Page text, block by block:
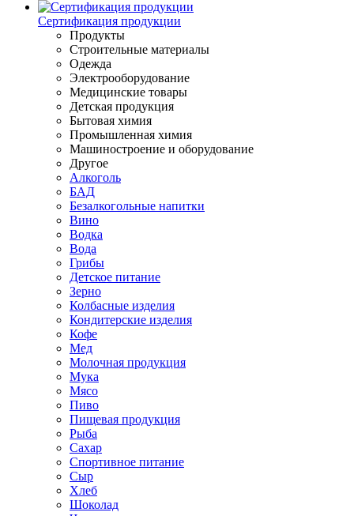
Сертификация продукции
Продукты
Строительные материалы
Одежда
Электрооборудование
Медицинские товары
Детская продукция
Бытовая химия
Промышленная химия
Машиностроение и оборудование
Другое
Алкоголь
БАД
Безалкогольные напитки
Вино
Водка
Вода
Грибы
Детское питание
Зерно
Колбасные изделия
Кондитерские изделия
Кофе
Мед
Молочная продукция
Мука
Мясо
Пиво
Пищевая продукция
Рыба
Сахар
Спортивное питание
Сыр
Хлеб
Шоколад